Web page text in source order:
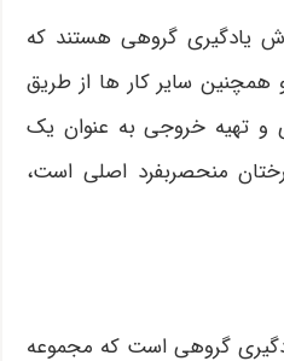
یادگیری گروهی هستند که
همچنین سایر کار ها از طریق
تهیه خروجی به عنوان یک
منحصربفرد اصلی است،
گروهی است که مجموعه